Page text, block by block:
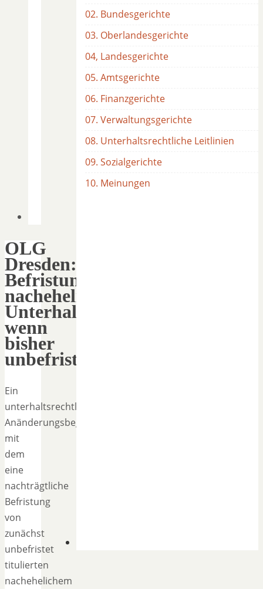
OLG
Dresden:
Befristung
nachehelicher
Unterhalt,
wenn
bisher
unbefristet
Ein
unterhaltsrechtliches
Anänderungsbegehren,
mit
dem
eine
nachträgtliche
Befristung
von
zunächst
unbefristet
titulierten
nachehelichem
02. Bundesgerichte
03. Oberlandesgerichte
04, Landesgerichte
05. Amtsgerichte
06. Finanzgerichte
07. Verwaltungsgerichte
08. Unterhaltsrechtliche Leitlinien
09. Sozialgerichte
10. Meinungen